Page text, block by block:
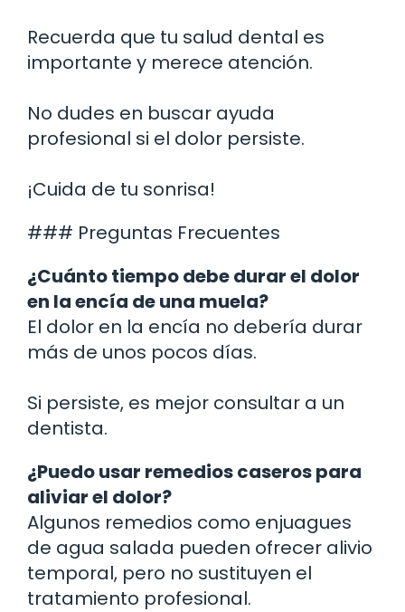
Recuerda que tu salud dental es
importante y merece atención.
No dudes en buscar ayuda
profesional si el dolor persiste.
¡Cuida de tu sonrisa!
### Preguntas Frecuentes
¿Cuánto tiempo debe durar el dolor
en la encía de una muela?
El dolor en la encía no debería durar
más de unos pocos días.
Si persiste, es mejor consultar a un
dentista.
¿Puedo usar remedios caseros para
aliviar el dolor?
Algunos remedios como enjuagues
de agua salada pueden ofrecer alivio
temporal, pero no sustituyen el
tratamiento profesional.